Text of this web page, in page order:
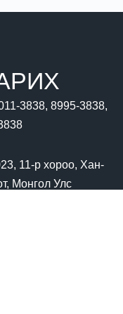
3838, 8995-3838,
11-р хороо, Хан-
Монгол Улс